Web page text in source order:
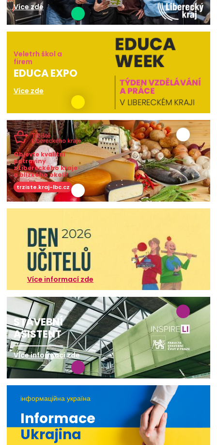
Více zde
Veletrh škol a
firem
EDUCA EXPO
Více zde
Objevte kvalitní
potraviny
z Libereckého kraje
a blízkého okolí!
trziste.kraj-lbc.cz
Více informací zde
STAVEBNÍ
ASISTENT
Více informací zde
інформаційна україна
Informace
Ukrajina